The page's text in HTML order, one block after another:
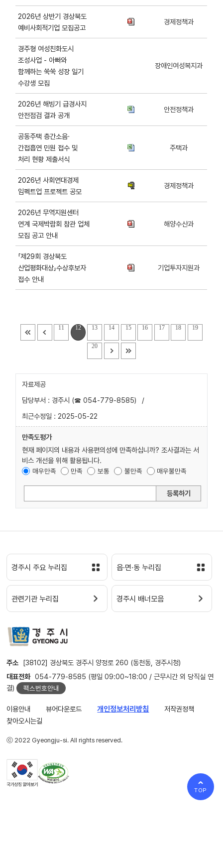
2026년 상반기 경상북도
예비사회적기업 모집공고
경제정책과
경주형 여성친화도시
조성사업 - 아빠와
함께하는 쑥쑥 성장 일기
수강생 모집
장애인여성복지과
2026년 해빙기 급경사지
안전점검 결과 공개
안전정책과
공동주택 층간소음·
간접흡연 민원 접수 및
처리 현황 제출서식
주택과
2026년 사회연대경제
임펙트업 프로젝트 공모
경제정책과
2026년 무역지원센터
연계 국제박람회 참관 업체
모집 공고 안내
해양수산과
「제29회 경상북도
산업평화대상」수상후보자
접수 안내
기업투자지원과
11 12 13 14 15 16 17 18 19
20
자료제공
담당부서 : 경주시 (☎ 054-779-8585)
/
최근수정일 : 2025-05-22
만족도평가
현재 페이지의 내용과 사용편의성에 만족하십니까? 조사결과는 서
비스 개선을 위해 활용됩니다.
매우만족 만족 보통 불만족 매우불만족
등록하기
경주시 주요 누리집 읍·면·동 누리집
관련기관 누리집 경주시 배너모음
주소 [38102] 경상북도 경주시 양정로 260 (동천동, 경주시청)
대표전화 054-779-8585 (평일 09:00~18:00 / 근무시간 외 당직실 연
결)
팩스번호안내
이용안내 뷰어다운로드 개인정보처리방침
저작권정책
찾아오시는길
ⓒ 2022 Gyeongju-si. All rights reserved.
TOP